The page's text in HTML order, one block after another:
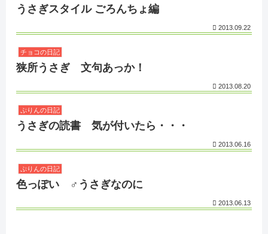
うさぎスタイル ごろんちょ編
2013.09.22
チョコの日記
狭所うさぎ 文句あっか！
2013.08.20
ぷりんの日記
うさぎの読書 気が付いたら・・・
2013.06.16
ぷりんの日記
色っぽい ♂うさぎなのに
2013.06.13